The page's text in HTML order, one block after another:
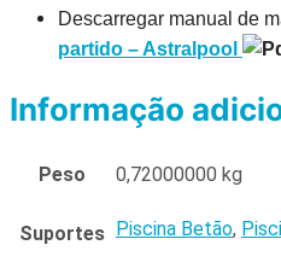
Descarregar manual de
partido – Astralpool
Informação
Peso 0,72000000 kg
Suportes Piscina Betão,